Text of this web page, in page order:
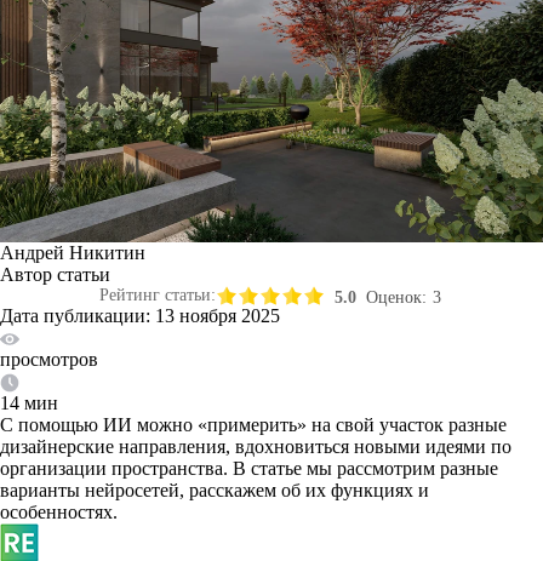
Андрей Никитин
Автор статьи
Рейтинг статьи: 5.0 Оценок: 3
Дата публикации: 13 ноября 2025
просмотров
14 мин
С помощью ИИ можно «примерить» на свой участок разные
дизайнерские направления, вдохновиться новыми идеями по
организации пространства. В статье мы рассмотрим разные
варианты нейросетей, расскажем об их функциях и
особенностях.